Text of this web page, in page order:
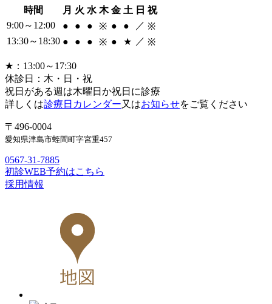
時間 月 火 水 木 金 土 日 祝
9:00～12:00
● ● ● ※ ● ● ／ ※
13:30～18:30 ● ● ● ※ ● ★ ／ ※
★：13:00～17:30
休診日：木・日・祝
祝日がある週は木曜日か祝日に診療
詳しくは診療日カレンダー又はお知らせをご覧ください
〒496-0004
愛知県津島市蛭間町字宮重457
0567-31-7885
初診WEB予約はこちら
採用情報